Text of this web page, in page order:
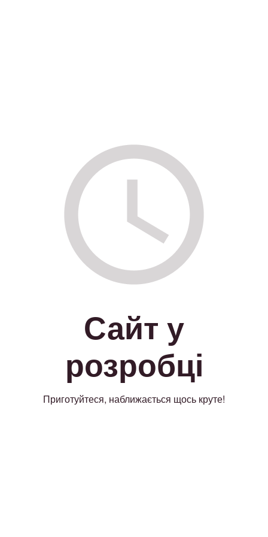
Сайт у
розробці
Приготуйтеся, наближається щось круте!